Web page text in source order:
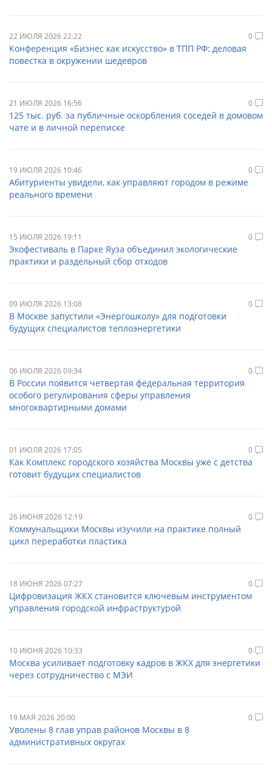
22 ИЮЛЯ 2026 22:22 0
Конференция «Бизнес как искусство» в ТПП РФ: деловая
повестка в окружении шедевров
21 ИЮЛЯ 2026 16:56 0
125 тыс. руб. за публичные оскорбления соседей в домовом
чате и в личной переписке
19 ИЮЛЯ 2026 10:46 0
Абитуриенты увидели, как управляют городом в режиме
реального времени
15 ИЮЛЯ 2026 19:11 0
Экофестиваль в Парке Яуза объединил экологические
практики и раздельный сбор отходов
09 ИЮЛЯ 2026 13:08 0
В Москве запустили «Энергошколу» для подготовки
будущих специалистов теплоэнергетики
06 ИЮЛЯ 2026 09:34 0
В России появится четвертая федеральная территория
особого регулирования сферы управления
многоквартирными домами
01 ИЮЛЯ 2026 17:05 0
Как Комплекс городского хозяйства Москвы уже с детства
готовит будущих специалистов
26 ИЮНЯ 2026 12:19 0
Коммунальщики Москвы изучили на практике полный
цикл переработки пластика
18 ИЮНЯ 2026 07:27 0
Цифровизация ЖКХ становится ключевым инструментом
управления городской инфраструктурой
10 ИЮНЯ 2026 10:33 0
Москва усиливает подготовку кадров в ЖКХ для энергетики
через сотрудничество с МЭИ
19 МАЯ 2026 20:00 0
Уволены 8 глав управ районов Москвы в 8
административных округах